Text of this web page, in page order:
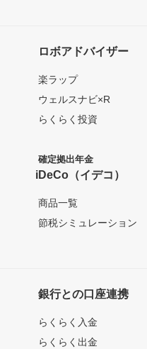
ロボアドバイザー
楽ラップ
ウェルスナビ×R
らくらく投資
確定拠出年金
iDeCo（イデコ）
商品一覧
節税シミュレーション
銀行との口座連携
らくらく入金
らくらく出金